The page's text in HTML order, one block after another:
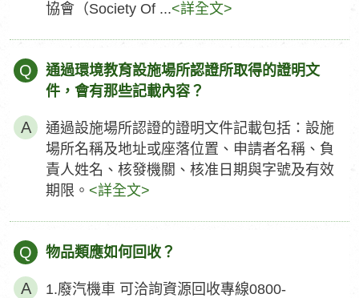
協會（Society Of ...<詳全文>
Q
通過環境教育設施場所認證所取得的證明文
件，會有那些記載內容？
通過設施場所認證的證明文件記載包括：設施
場所名稱及地址或座落位置、申請者名稱、負
責人姓名、核發機關、核准日期與字號及有效
期限。 <詳全文>
Q 物品類應如何回收？
1.廢汽機車 可洽詢資源回收專線0800-